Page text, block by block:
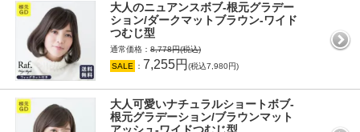
大人のニュアンスボブ-根元グラデー
ション/ダークマットブラウン-ワイド
つむじ型
通常価格： 8,778円(税込)
SALE ： 7,255円 (税込7,980円)
大人可愛いナチュラルショートボブ-
根元グラデーション/ブラウンマット